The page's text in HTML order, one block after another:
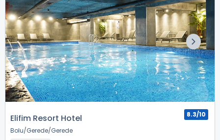
Elifim Resort Hotel
Bolu Gerede Gerede
8.3/10